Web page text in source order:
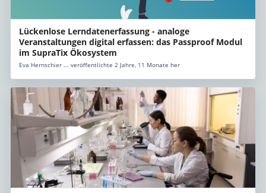
Lückenlose Lerndatenerfassung - analoge
Veranstaltungen digital erfassen: das Passproof Modul
im SupraTix Ökosystem
Eva Hernschier ... veröffentlichte 2 Jahre, 11 Monate her